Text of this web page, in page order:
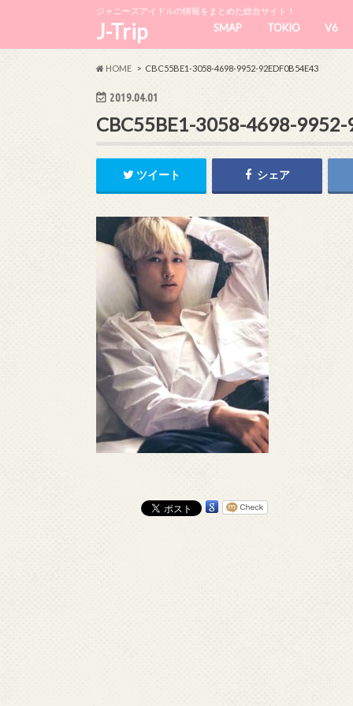
ジャニーズアイドルの情報をまとめた総合サイト！
J-Trip SMAP TOKIO V6
HOME CBC55BE1-3058-4698-9952-92EDF0B54E43
2019.04.01
CBC55BE1-3058-4698-9952-
ツイート シェア